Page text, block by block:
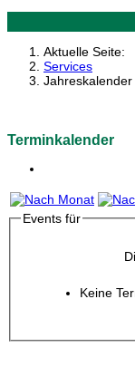
Aktuelle Seite:
Services
Jahreskalender
Terminkalender
Events für
Keine